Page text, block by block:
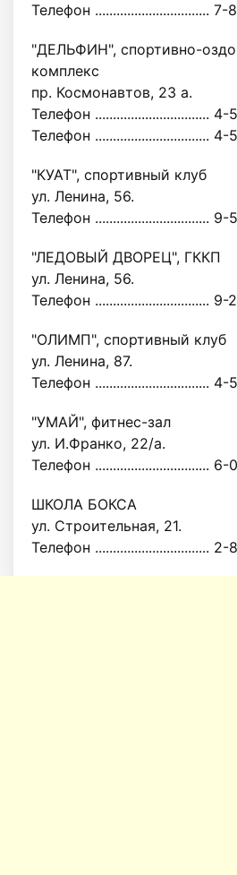
Телефон ................................ 7-
"ДЕЛЬФИН", спортивно-
комплекс
пр. Космонавтов, 23 а.
Телефон ................................
Телефон ................................
"КУАТ", спортивный клуб
ул. Ленина, 56.
Телефон ................................ 9-
"ЛЕДОВЫЙ ДВОРЕЦ", ГККП
ул. Ленина, 56.
Телефон ................................ 9-
"ОЛИМП", спортивный клуб
ул. Ленина, 87.
Телефон ................................ 4-
"УМАЙ", фитнес-зал
ул. И.Франко, 22/а.
Телефон ................................
ШКОЛА БОКСА
ул. Строительная, 21.
Телефон ................................